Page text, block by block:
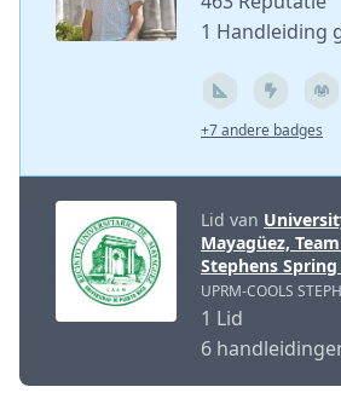
1 Handleiding
+7 andere badges
Lid van
Mayagüez,
Stephens Spring
UPRM-COOLS
1 Lid
6